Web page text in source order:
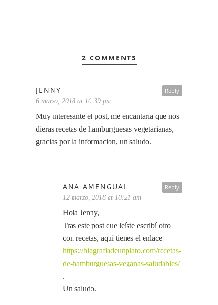
2 COMMENTS
Reply
JENNY
6 marzo, 2018 at 10:39 pm
Muy interesante el post, me encantaria que nos
dieras recetas de hamburguesas vegetarianas,
gracias por la informacion, un saludo.
Reply
ANA AMENGUAL
12 marzo, 2018 at 10:21 am
Hola Jenny,
Tras este post que leíste escribí otro
con recetas, aquí tienes el enlace:
https://biografiadeunplato.com/recetas-
de-hamburguesas-veganas-saludables/
.
Un saludo.